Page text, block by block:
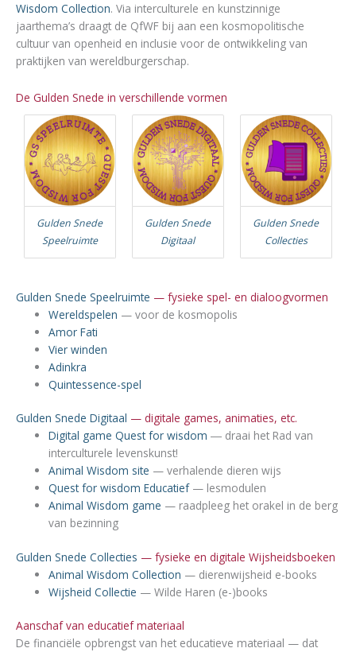
Wisdom Collection. Via interculturele en kunstzinnige
jaarthema’s draagt de QfWF bij aan een kosmopolitische
cultuur van openheid en inclusie voor de ontwikkeling van
praktijken van wereldburgerschap.
De Gulden Snede in verschillende vormen
Gulden Snede
Speelruimte
Gulden Snede
Digitaal
Gulden Snede
Collecties
Gulden Snede Speelruimte — fysieke spel- en dialoogvormen
Wereldspelen — voor de kosmopolis
Amor Fati
Vier winden
Adinkra
Quintessence-spel
Gulden Snede Digitaal — digitale games, animaties, etc.
Digital game Quest for wisdom ― draai het Rad van
interculturele levenskunst!
Animal Wisdom site — verhalende dieren wijs
Quest for wisdom Educatief— lesmodulen
Animal Wisdom game — raadpleeg het orakel in de berg
van bezinning
Gulden Snede Collecties — fysieke en digitale Wijsheidsboeken
Animal Wisdom Collection — dierenwijsheid e-books
Wijsheid Collectie — Wilde Haren (e-)books
Aanschaf van educatief materiaal
De financiële opbrengst van het educatieve materiaal — dat